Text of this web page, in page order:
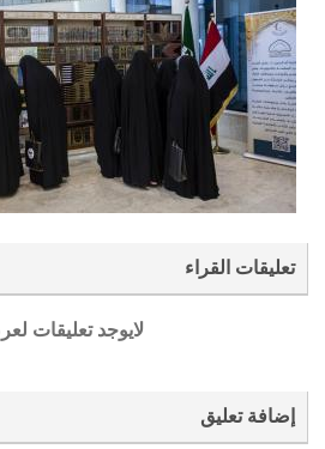
تعليقات القراء
لايوجد تعليقات
إضافة تعليق